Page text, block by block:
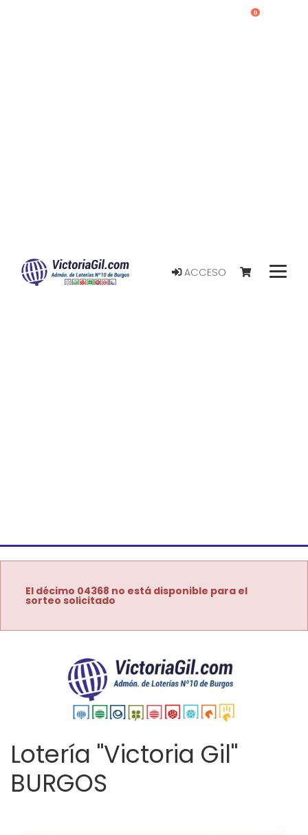
ACCESO
0
El décimo 04368 no está disponible para el
sorteo solicitado
Lotería "Victoria Gil"
BURGOS